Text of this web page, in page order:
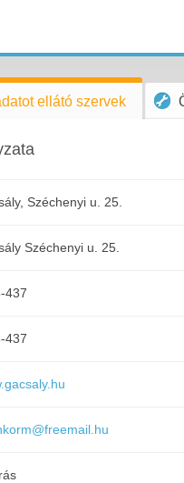
ellátó szervek
Széchenyi u. 25.
Széchenyi u. 25.
437
437